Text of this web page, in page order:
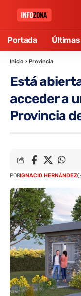
Portada
Inicio › Provincia
Está
acceder a
Provincia
PORIGNACIO HERNÁNDEZ